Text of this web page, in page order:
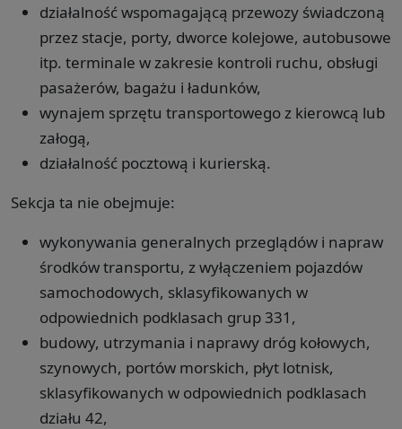
działalność wspomagającą przewozy świadczoną
przez stacje, porty, dworce kolejowe, autobusowe
itp. terminale w zakresie kontroli ruchu, obsługi
pasażerów, bagażu i ładunków,
wynajem sprzętu transportowego z kierowcą lub
załogą,
działalność pocztową i kurierską.
Sekcja ta nie obejmuje:
wykonywania generalnych przeglądów i napraw
środków transportu, z wyłączeniem pojazdów
samochodowych, sklasyfikowanych w
odpowiednich podklasach grup 331,
budowy, utrzymania i naprawy dróg kołowych,
szynowych, portów morskich, płyt lotnisk,
sklasyfikowanych w odpowiednich podklasach
działu 42,